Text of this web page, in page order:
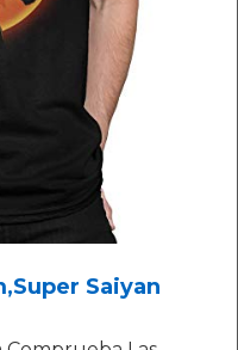
Saiyan